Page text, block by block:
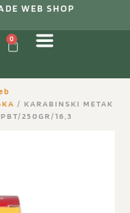
WEB SHOP
0
/ KARABINSKI METAK
250GR/16,3